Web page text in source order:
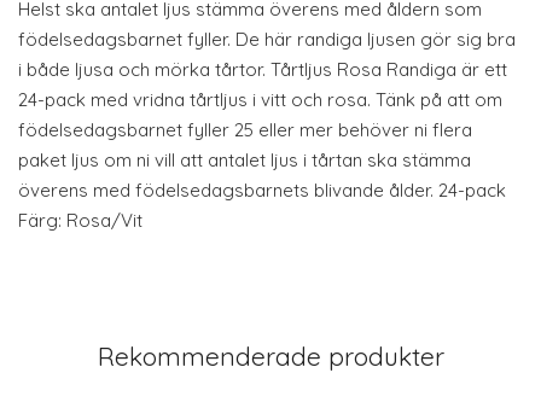
Helst ska antalet ljus stämma överens med åldern som
födelsedagsbarnet fyller. De här randiga ljusen gör sig bra
i både ljusa och mörka tårtor. Tårtljus Rosa Randiga är ett
24-pack med vridna tårtljus i vitt och rosa. Tänk på att om
födelsedagsbarnet fyller 25 eller mer behöver ni flera
paket ljus om ni vill att antalet ljus i tårtan ska stämma
överens med födelsedagsbarnets blivande ålder. 24-pack
Färg: Rosa/Vit
Rekommenderade produkter